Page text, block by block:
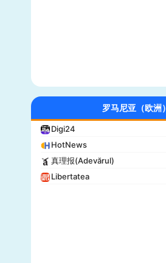
罗马尼亚（欧洲）
Digi24
HotNews
真理报(Adevărul)
Libertatea